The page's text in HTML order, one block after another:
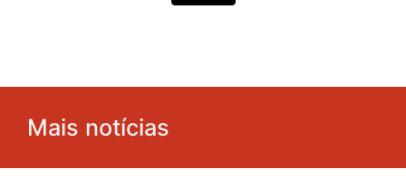
Mais notícias